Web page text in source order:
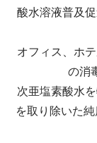
酸水溶液普及
オフィス、ホ
の消
次亜塩素酸水
を取り除いた